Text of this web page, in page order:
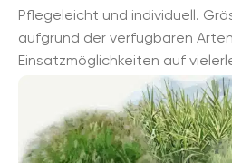
Pflegeleicht und individuell.
aufgrund der verfügbaren
Einsatzmöglichkeiten auf
Verschiedene Pflanzpfläne
eigenen Gräsergarten anlegen